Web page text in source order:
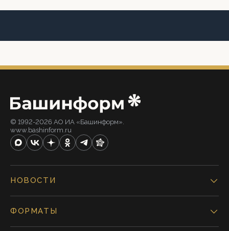
© 1992-2026 АО ИА «Башинформ».
www.bashinform.ru
НОВОСТИ
ФОРМАТЫ